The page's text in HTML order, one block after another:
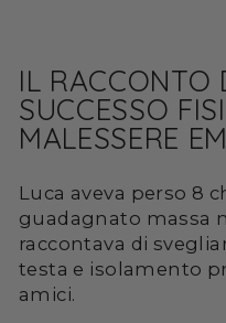
IL RACCONTO
SUCCESSO
MALESSERE
Luca aveva perso 8
guadagnato massa
raccontava di
testa e isolamento
amici.